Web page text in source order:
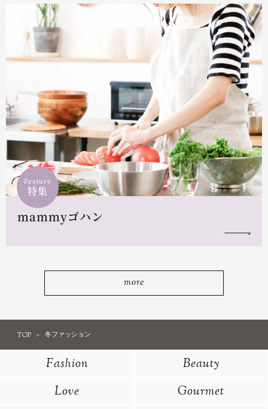
Feature
特集
mammyゴハン
more
TOP 冬ファッション
Fashion
Beauty
Love
Gourmet